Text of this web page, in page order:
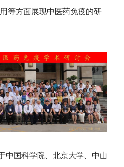
等方面展现中医药免疫的研
国科学院、北京大学、中山